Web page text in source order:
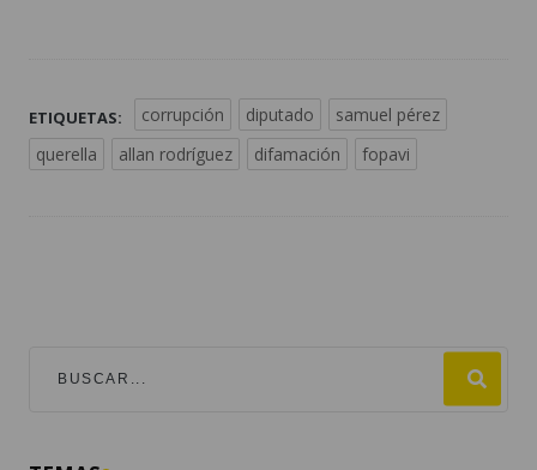
ETIQUETAS: corrupción diputado
samuel pérez
querella
allan rodríguez difamación fopavi